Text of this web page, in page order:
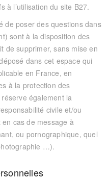
à l’utilisation du site B27.
de poser des questions dans
sont à la disposition des
de supprimer, sans mise en
dans cet espace qui
en France, en
à la protection des
réserve également la
civile et/ou
en cas de message à
ou pornographique, quel
…).